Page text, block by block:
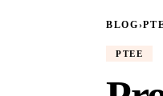
BLOG ›
PTEE